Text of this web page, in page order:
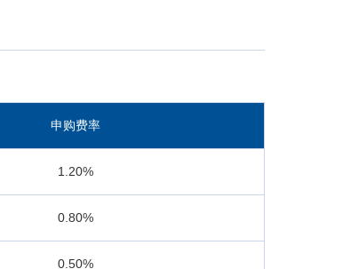
的恒生中国企业指数下跌9.74%，表现
比较为均衡，随着海外中概股回归及成
恒生中国企业指数产品将为境内投资者
持既定的指数化投资策略，依据基金申
-10.13%，同期业绩比较基准收益率
期业绩比较基准收益率为-10.66%。年
申购费率
1.20%
0.80%
0.50%